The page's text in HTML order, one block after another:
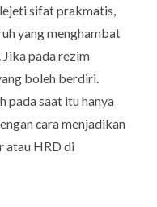
sifat prakmatis,
yang menghambat
Jika pada rezim
boleh berdiri.
pada saat itu hanya
cara menjadikan
atau HRD di